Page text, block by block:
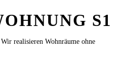
S1
realisieren Wohnräume ohne